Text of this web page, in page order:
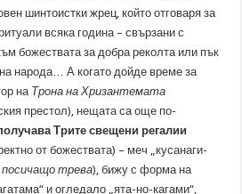
шинтоистки жрец, който отговаря за
всяка година – свързани с
божествата за добра реколта или пък
народа… А когато дойде време за
на Трона на Хризантемата
престол), нещата са още по-
Трите свещени регалии
от божествата) – меч „кусанаги-
трева), бижу с форма на
и огледало „ята-но-кагами“,